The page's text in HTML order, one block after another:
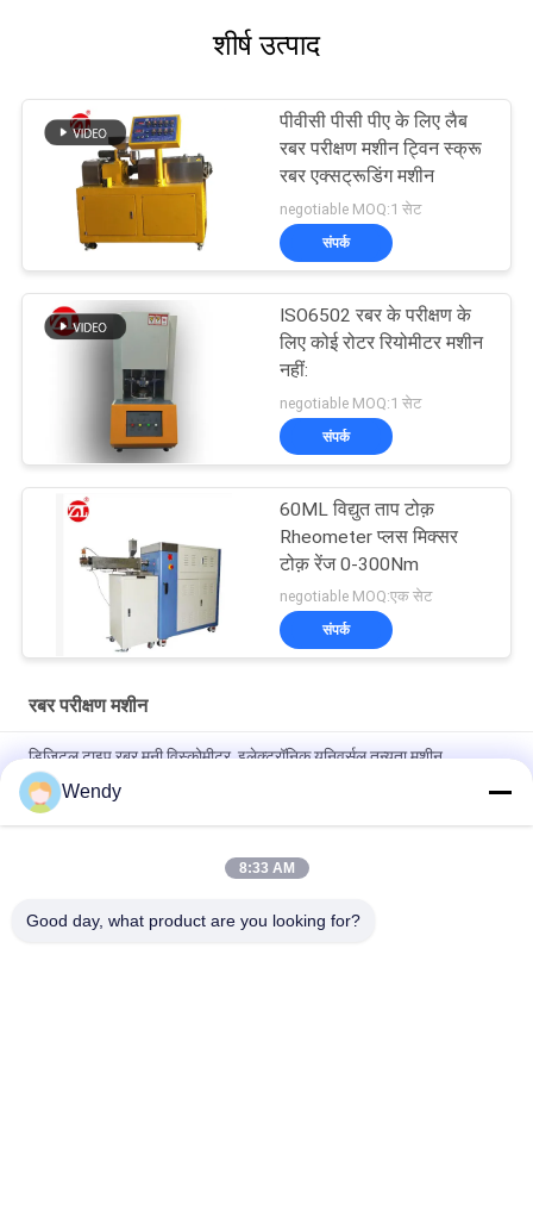
शीर्ष उत्पाद
पीवीसी पीसी पीए के लिए लैब
रबर परीक्षण मशीन ट्विन स्क्रू
रबर एक्सट्रूडिंग मशीन
negotiable MOQ:1 सेट
संपर्क
ISO6502 रबर के परीक्षण के
लिए कोई रोटर रियोमीटर मशीन
नहीं:
negotiable MOQ:1 सेट
संपर्क
60ML विद्युत ताप टोक़
Rheometer प्लस मिक्सर
टोक़ रेंज 0-300Nm
negotiable MOQ:एक सेट
संपर्क
रबर परीक्षण मशीन
डिजिटल टाइप रबर मूनी विस्कोमीटर, इलेक्ट्रॉनिक यूनिवर्सल तन्यता मशीन
एएसटीएम-डी 2084
रोटर के बिना लैब ने सिंगल चिप कंट्रोल रिओमीटर रबर टेस्टिंग मशीन का इस्तेमाल
Wendy
8:33 AM
Good day, what product are you looking for?